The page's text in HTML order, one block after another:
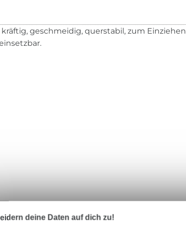
geschmeidig, querstabil, zum Einziehen
deine Daten auf dich zu!